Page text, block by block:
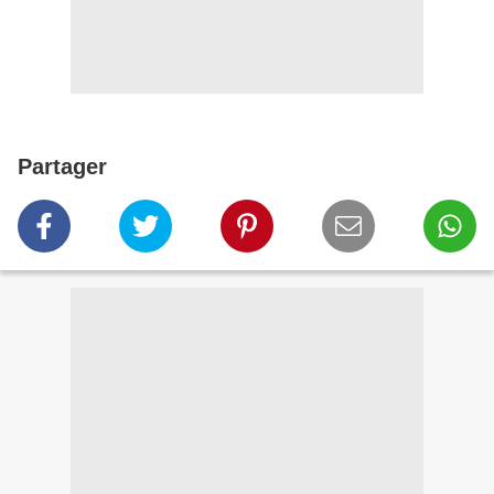
Partager